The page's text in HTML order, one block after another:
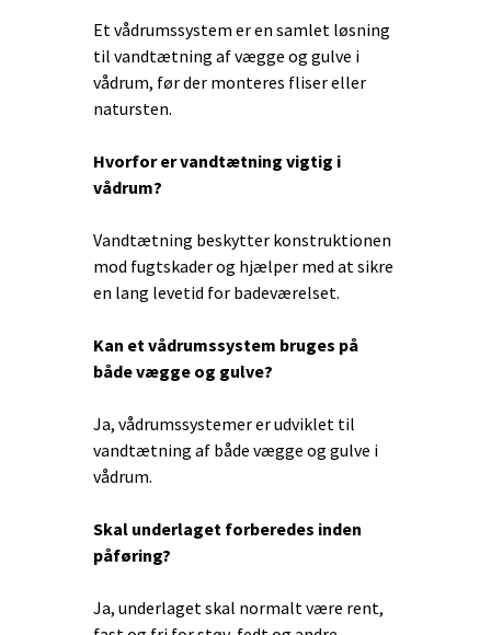
Et vådrumssystem er en samlet løsning
til vandtætning af vægge og gulve i
vådrum, før der monteres fliser eller
natursten.
Hvorfor er vandtætning vigtig i
vådrum?
Vandtætning beskytter konstruktionen
mod fugtskader og hjælper med at sikre
en lang levetid for badeværelset.
Kan et vådrumssystem bruges på
både vægge og gulve?
Ja, vådrumssystemer er udviklet til
vandtætning af både vægge og gulve i
vådrum.
Skal underlaget forberedes inden
påføring?
Ja, underlaget skal normalt være rent,